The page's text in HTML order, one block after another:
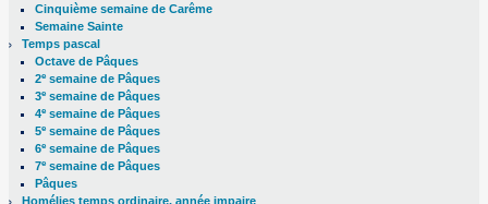
Cinquième semaine de Carême
Semaine Sainte
Temps pascal
Octave de Pâques
2esemaine de Pâques
3esemaine de Pâques
4esemaine de Pâques
5esemaine de Pâques
6esemaine de Pâques
7esemaine de Pâques
Pâques
Homélies temps ordinaire, année impaire